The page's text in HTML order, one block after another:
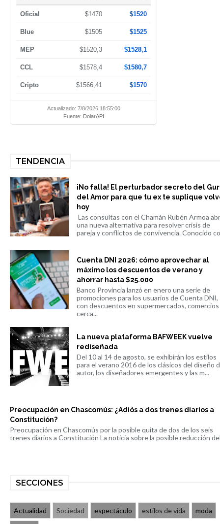
Oficial $1470 $1520
Blue $1505 $1525
MEP $1520,3 $1528,1
CCL $1578,4 $1580,7
Cripto $1566,41 $1570
Actualizado: 7/8/2026 18:55:00
Fuente: DolarAPI
TENDENCIA
¡No falla! El perturbador secreto del
del Amor para que tu ex te suplique
hoy
Las consultas con el Chamán Rubén Armoa
una nueva alternativa para resolver crisis de
pareja y conflictos de convivencia. Conocido
Cuenta DNI 2026: cómo aprovechar al
máximo los descuentos de verano y
ahorrar hasta $25.000
Banco Provincia lanzó en enero una serie de
promociones para los usuarios de Cuenta DNI,
con descuentos en supermercados,
cerca...
La nueva plataforma BAFWEEK vuelve
rediseñada
Del 10 al 14 de agosto, se exhibirán los estilos
para el verano 2016 de los clásicos del diseño
autor, los diseñadores emergentes y las m...
Preocupación en Chascomús: ¿Adiós a dos trenes diarios a
Constitución?
Preocupación en Chascomús por la posible quita de dos de los seis
trenes diarios a Constitución La noticia sobre la posible reducción
SECCIONES
Actualidad Sociedad espectáculo estilos de vida moda